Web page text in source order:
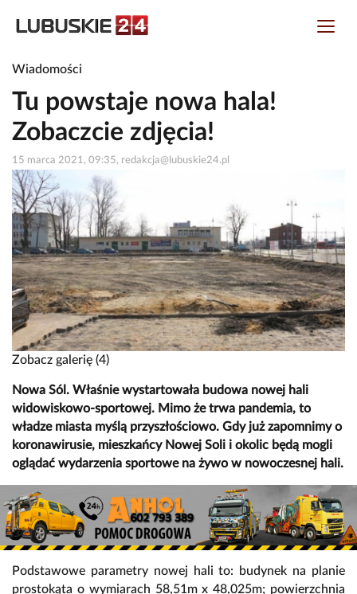
Wiadomości
Tu powstaje nowa hala!
Zobaczcie zdjęcia!
15 marca 2021, 09:35, redakcja@lubuskie24.pl
Zobacz galerię (4)
Nowa Sól. Właśnie wystartowała budowa nowej hali
widowiskowo-sportowej. Mimo że trwa pandemia, to
władze miasta myślą przyszłościowo. Gdy już zapomnimy o
koronawirusie, mieszkańcy Nowej Soli i okolic będą mogli
oglądać wydarzenia sportowe na żywo w nowoczesnej hali.
Podstawowe parametry nowej hali to: budynek na planie
prostokąta o wymiarach 58,51m x 48,025m; powierzchnia